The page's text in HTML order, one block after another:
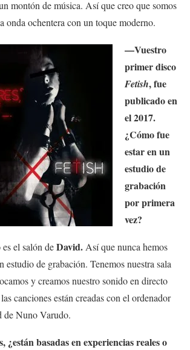
montón de música. Así que creo que somos
onda ochentera con un toque moderno.
—Vuestro
primer disco
Fetish, fue
publicado en
el 2017.
¿Cómo fue
estar en un
estudio de
grabación
por primera
vez?
el salón deDavid.Así que nunca hemos
estudio de grabación. Tenemos nuestra sala
y creamos nuestro sonido en directo
canciones están creadas con el ordenador
de Nuno Varudo.
basadas en experiencias reales o